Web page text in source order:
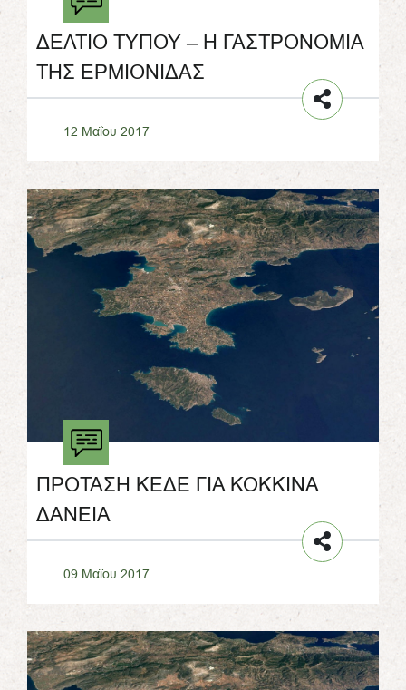
ΔΕΛΤΙΟ ΤΥΠΟΥ – Η ΓΑΣΤΡΟΝΟΜΙΑ
ΤΗΣ ΕΡΜΙΟΝΙΔΑΣ
12 Μαΐου 2017
ΠΡΟΤΑΣΗ ΚΕΔΕ ΓΙΑ ΚΟΚΚΙΝΑ
ΔΑΝΕΙΑ
09 Μαΐου 2017